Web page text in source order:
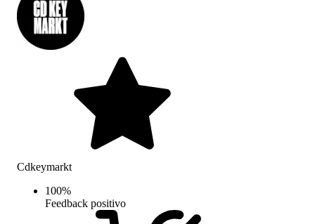
Cdkeymarkt
100%
Feedback positivo